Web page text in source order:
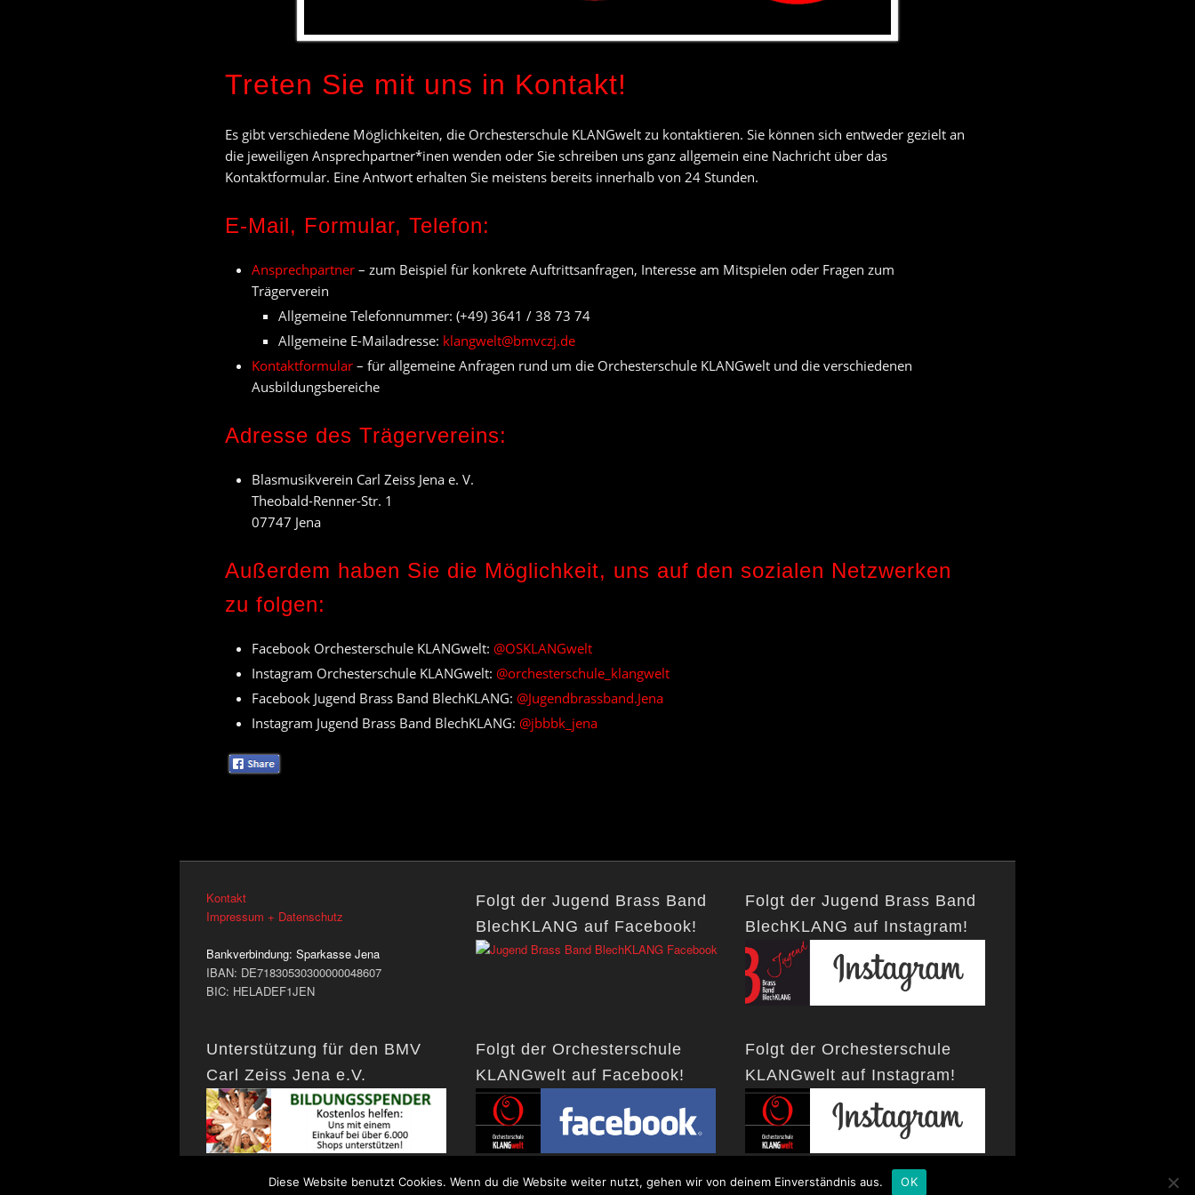
Treten Sie mit uns in Kontakt!
Es gibt verschiedene Möglichkeiten, die Orchesterschule KLANGwelt zu kontaktieren. Sie können sich entweder gezielt an
die jeweiligen Ansprechpartner*inen wenden oder Sie schreiben uns ganz allgemein eine Nachricht über das
Kontaktformular. Eine Antwort erhalten Sie meistens bereits innerhalb von 24 Stunden.
E-Mail, Formular, Telefon:
Ansprechpartner– zum Beispiel für konkrete Auftrittsanfragen, Interesse am Mitspielen oder Fragen zum
Trägerverein
Allgemeine Telefonnummer: (+49) 3641 / 38 73 74
Allgemeine E-Mailadresse: klangwelt@bmvczj.de
Kontaktformular– für allgemeine Anfragen rund um die Orchesterschule KLANGwelt und die verschiedenen
Ausbildungsbereiche
Adresse des Trägervereins:
Blasmusikverein Carl Zeiss Jena e. V.
Theobald-Renner-Str. 1
07747 Jena
Außerdem haben Sie die Möglichkeit, uns auf den sozialen Netzwerken
zu folgen:
Facebook Orchesterschule KLANGwelt: @OSKLANGwelt
Instagram Orchesterschule KLANGwelt: @orchesterschule_klangwelt
Facebook Jugend Brass Band BlechKLANG: @Jugendbrassband.Jena
Instagram Jugend Brass Band BlechKLANG: @jbbbk_jena
Kontakt
Impressum + Datenschutz
Bankverbindung: Sparkasse Jena
IBAN: DE71830530300000048607
BIC: HELADEF1JEN
Folgt der Jugend Brass Band
BlechKLANG auf Facebook!
Folgt der Jugend Brass Band
BlechKLANG auf Instagram!
Unterstützung für den BMV
Carl Zeiss Jena e.V.
Folgt der Orchesterschule
KLANGwelt auf Facebook!
Folgt der Orchesterschule
KLANGwelt auf Instagram!
Diese Website benutzt Cookies. Wenn du die Website weiter nutzt, gehen wir von deinem Einverständnis aus. OK